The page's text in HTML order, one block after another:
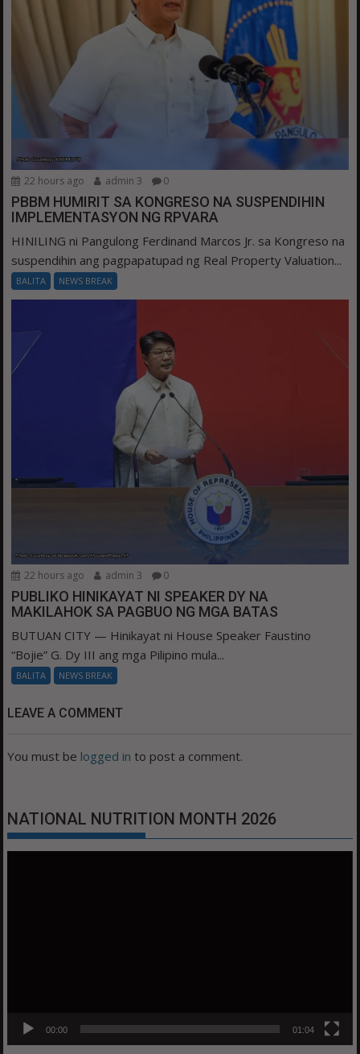
22 hours ago admin 3 0
PBBM HUMIRIT SA KONGRESO NA SUSPENDIHIN
IMPLEMENTASYON NG RPVARA
HINILING ni Pangulong Ferdinand Marcos Jr. sa Kongreso na
suspendihin ang pagpapatupad ng Real Property Valuation...
BALITA NEWS BREAK
22 hours ago admin 3 0
PUBLIKO HINIKAYAT NI SPEAKER DY NA
MAKILAHOK SA PAGBUO NG MGA BATAS
BUTUAN CITY — Hinikayat ni House Speaker Faustino
“Bojie” G. Dy III ang mga Pilipino mula...
BALITA NEWS BREAK
LEAVE A COMMENT
You must be logged in to post a comment.
NATIONAL NUTRITION MONTH 2026
00:00 01:04